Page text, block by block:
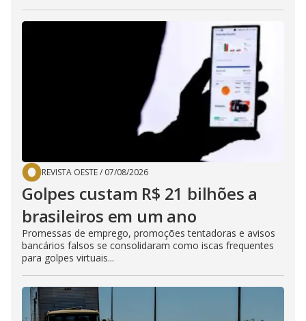
REVISTA OESTE/ 07/08/2026
Golpes custam R$ 21 bilhões a
brasileiros em um ano
Promessas de emprego, promoções tentadoras e avisos
bancários falsos se consolidaram como iscas frequentes
para golpes virtuais...